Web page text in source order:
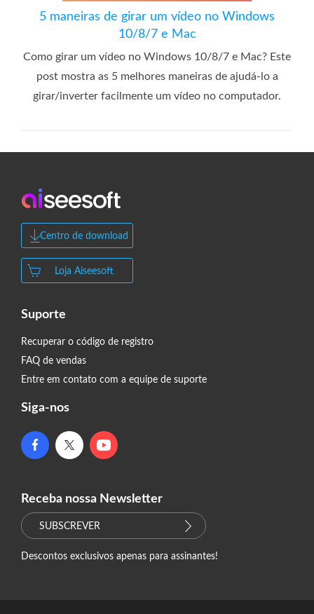
5 maneiras de girar um vídeo no Windows
10/8/7 e Mac
Como girar um vídeo no Windows 10/8/7 e Mac? Este
post mostra as 5 melhores maneiras de ajudá-lo a
girar/inverter facilmente um vídeo no computador.
Centro de download
Loja Aiseesoft
Suporte
Recuperar o código de registro
FAQ de vendas
Entre em contato com a equipe de suporte
Siga-nos
Receba nossa Newsletter
SUBSCREVER
Descontos exclusivos apenas para assinantes!